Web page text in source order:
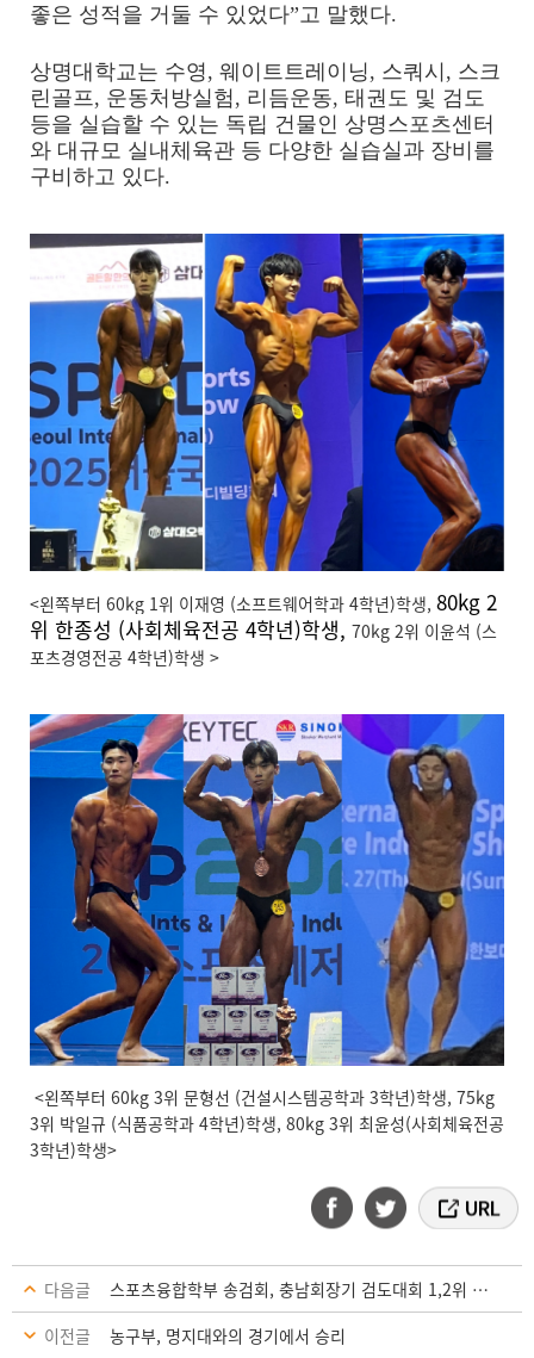
좋은 성적을 거둘 수 있었다”고 말했다.
상명대학교는 수영, 웨이트트레이닝, 스쿼시, 스크
린골프, 운동처방실험, 리듬운동, 태권도 및 검도
등을 실습할 수 있는 독립 건물인 상명스포츠센터
와 대규모 실내체육관 등 다양한 실습실과 장비를
구비하고 있다.
<왼쪽부터 60kg 1위 이재영 (소프트웨어학과 4학년)학생, 80kg 2
위 한종성 (사회체육전공 4학년)학생, 70kg 2위 이윤석 (스
포츠경영전공 4학년)학생 >
<왼쪽부터 60kg 3위 문형선 (건설시스템공학과 3학년)학생, 75kg
3위 박일규 (식품공학과 4학년)학생, 80kg 3위 최윤성(사회체육전공
3학년)학생>
다음글
스포츠융합학부 송검회, 충남회장기 검도대회 1,2위 수상
이전글
농구부, 명지대와의 경기에서 승리